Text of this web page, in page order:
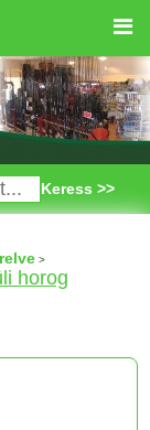
Keress >>
>
horog